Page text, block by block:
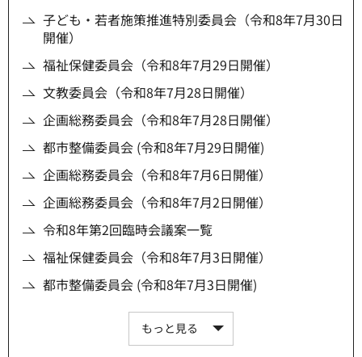
子ども・若者施策推進特別委員会（令和8年7月30日
開催）
福祉保健委員会（令和8年7月29日開催）
文教委員会（令和8年7月28日開催）
企画総務委員会（令和8年7月28日開催）
都市整備委員会 (令和8年7月29日開催)
企画総務委員会（令和8年7月6日開催）
企画総務委員会（令和8年7月2日開催）
令和8年第2回臨時会議案一覧
福祉保健委員会（令和8年7月3日開催）
都市整備委員会 (令和8年7月3日開催)
もっと見る